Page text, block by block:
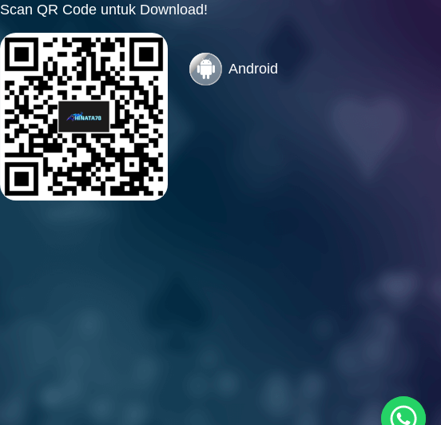
Scan QR Code untuk Download!
Android